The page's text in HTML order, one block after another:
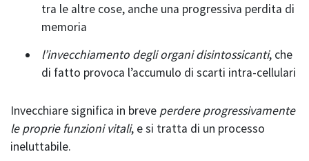
tra le altre cose, anche una progressiva perdita di
memoria
l’invecchiamento degli organi disintossicanti, che
di fatto provoca l’accumulo di scarti intra-cellulari
Invecchiare significa in breve perdere progressivamente
le proprie funzioni vitali, e si tratta di un processo
ineluttabile.